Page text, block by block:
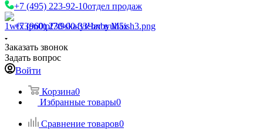
+7 (495) 223-92-10отдел продаж
+7 (960) 230-00-33Чат в Max
Заказать звонок
Задать вопрос
Войти
Корзина0
Избранные товары0
Сравнение товаров0